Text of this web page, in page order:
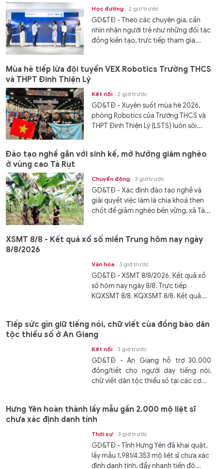
Học đường 2 giờ trước
GD&TĐ - Theo các chuyên gia, cần
nhìn nhận người trẻ như những đối tác
đồng kiến tạo, trực tiếp tham gia...
Mùa hè tiếp lửa đội tuyển VEX Robotics Trường THCS
và THPT Đinh Thiện Lý
Kết nối 2 giờ trước
GD&TĐ - ​​Xuyên suốt mùa hè 2026,
phòng Robotics của Trường THCS và
THPT Đinh Thiện Lý (LSTS) luôn sôi...
Đào tạo nghề gắn với sinh kế, mở hướng giảm nghèo
ở vùng cao Tà Rụt
Chuyển động 3 giờ trước
GD&TĐ - Xác định đào tạo nghề và
giải quyết việc làm là chìa khoá then
chốt để giảm nghèo bền vững, xã Tà...
XSMT 8/8 - Kết quả xổ số miền Trung hôm nay ngày
8/8/2026
Văn hóa 3 giờ trước
GD&TĐ - XSMT 8/8/2026. Kết quả xổ
số hôm nay ngày 8/8. Trực tiếp
KQXSMT 8/8. KQXSMT 8/8. Kết quả...
Tiếp sức gìn giữ tiếng nói, chữ viết của đồng bào dân
tộc thiểu số ở An Giang
Kết nối 3 giờ trước
GD&TĐ - An Giang hỗ trợ 30.000
đồng/tiết cho người dạy tiếng nói,
chữ viết dân tộc thiểu số tại các cơ...
Hưng Yên hoàn thành lấy mẫu gần 2.000 mộ liệt sĩ
chưa xác định danh tính
Thời sự 3 giờ trước
GD&TĐ - Tỉnh Hưng Yên đã khai quật,
lấy mẫu 1.981/4.353 mộ liệt sĩ chưa xác
định danh tính, đẩy nhanh tiến độ...